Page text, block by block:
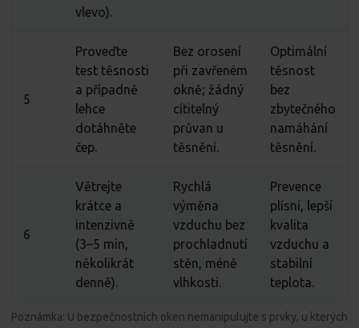
vlevo).
5
Proveďte
test těsnosti
a případně
lehce
dotáhněte
čep.
Bez orosení
při zavřeném
okně; žádný
cítitelný
průvan u
těsnění.
Optimální
těsnost
bez
zbytečného
namáhání
těsnění.
6
Větrejte
krátce a
intenzivně
(3–5 min,
několikrát
denně).
Rychlá
výměna
vzduchu bez
prochladnutí
stěn, méně
vlhkosti.
Prevence
plísní, lepší
kvalita
vzduchu a
stabilní
teplota.
Poznámka: U bezpečnostních oken nemanipulujte s prvky, u kterých